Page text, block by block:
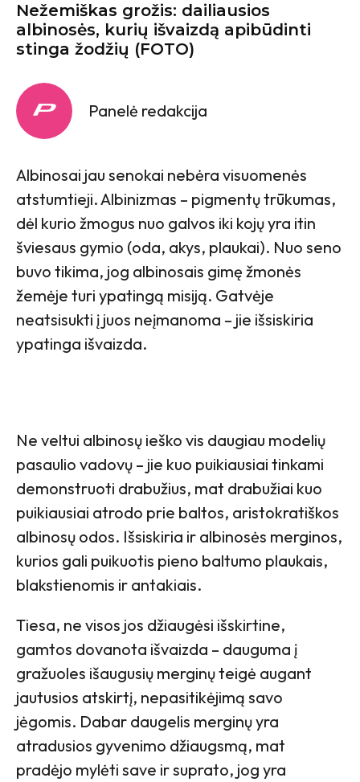
Nežemiškas grožis: dailiausios
albinosės, kurių išvaizdą apibūdinti
stinga žodžių (FOTO)
Panelė redakcija
Albinosai jau senokai nebėra visuomenės
atstumtieji. Albinizmas – pigmentų trūkumas,
dėl kurio žmogus nuo galvos iki kojų yra itin
šviesaus gymio (oda, akys, plaukai). Nuo seno
buvo tikima, jog albinosais gimę žmonės
žemėje turi ypatingą misiją. Gatvėje
neatsisukti į juos neįmanoma – jie išsiskiria
ypatinga išvaizda.
Ne veltui albinosų ieško vis daugiau modelių
pasaulio vadovų – jie kuo puikiausiai tinkami
demonstruoti drabužius, mat drabužiai kuo
puikiausiai atrodo prie baltos, aristokratiškos
albinosų odos. Išsiskiria ir albinosės merginos,
kurios gali puikuotis pieno baltumo plaukais,
blakstienomis ir antakiais.
Tiesa, ne visos jos džiaugėsi išskirtine,
gamtos dovanota išvaizda – dauguma į
gražuoles išaugusių merginų teigė augant
jautusios atskirtį, nepasitikėjimą savo
jėgomis. Dabar daugelis merginų yra
atradusios gyvenimo džiaugsmą, mat
pradėjo mylėti save ir suprato, jog yra